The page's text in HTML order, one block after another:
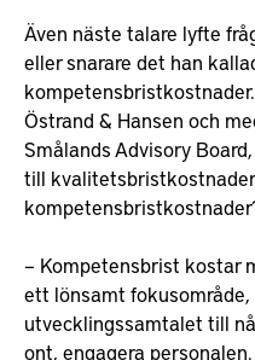
Även näste talare lyfte
eller snarare det han
Östrand & Hansen och
Smålands Advisory
till
– Kompetensbrist kostar
ett lönsamt
utvecklingssamtalet till
ont, engagera